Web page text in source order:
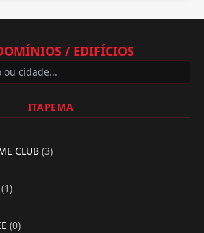
/ EDIFÍCIOS
ITAPEMA
CLUB (3)
(1)
(0)